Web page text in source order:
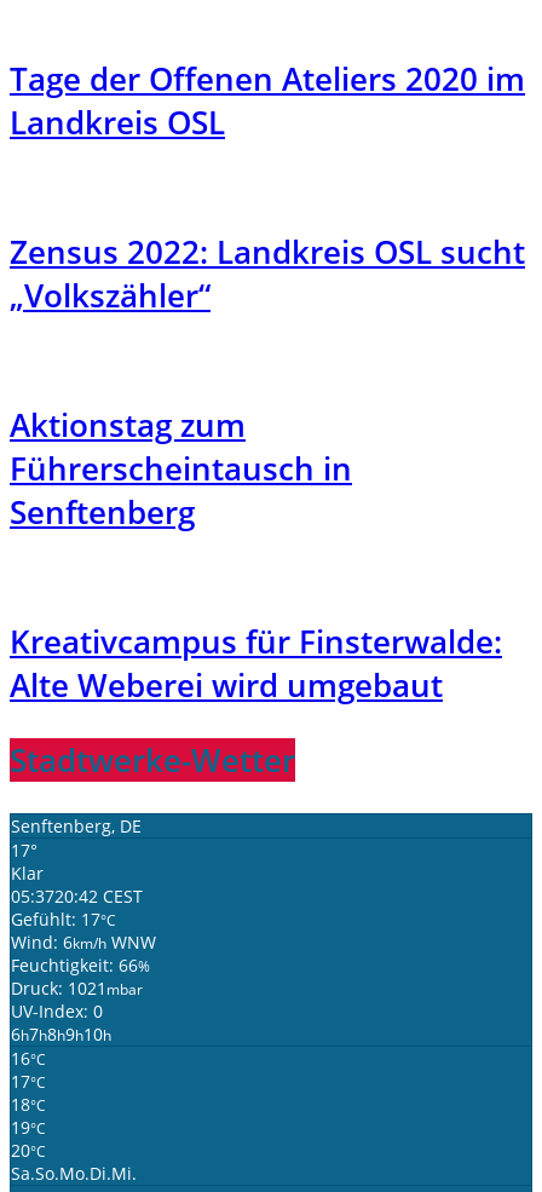
Tage der Offenen Ateliers 2020 im
Landkreis OSL
Zensus 2022: Landkreis OSL sucht
„Volkszähler“
Aktionstag zum
Führerscheintausch in
Senftenberg
Kreativcampus für Finsterwalde:
Alte Weberei wird umgebaut
Stadtwerke-Wetter
Senftenberg, DE
17°
Klar
05:3720:42 CEST
Gefühlt: 17°C
Wind: 6km/h WNW
Feuchtigkeit: 66%
Druck: 1021 mbar
UV-Index: 0
6h7h8h9h10h
16°C
17°C
18°C
19°C
20°C
Sa.So.Mo.Di.Mi.